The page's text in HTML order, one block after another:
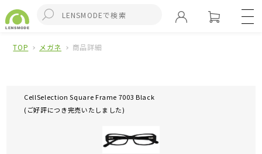
TOP メガネ 商品詳細
CellSelection Square Frame 7003 Black
(ご好評につき完売いたしました)